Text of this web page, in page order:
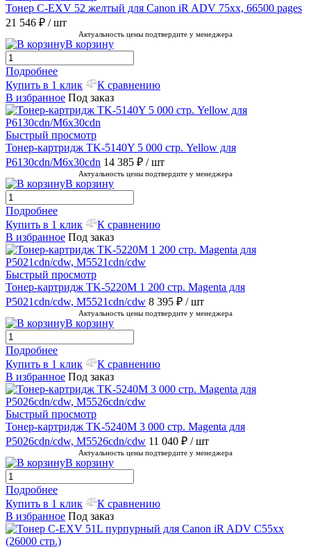
Тонер C-EXV 52 желтый для Canon iR ADV 75хх, 66500 pages
21 546 ₽ / шт
Актуальность цены подтвердите у менеджера
В корзину
Подробнее
Купить в 1 клик
К сравнению
В избранное Под заказ
Быстрый просмотр
Тонер-картридж TK-5140Y 5 000 стр. Yellow для
P6130cdn/M6x30cdn 14 385 ₽ / шт
Актуальность цены подтвердите у менеджера
В корзину
Подробнее
Купить в 1 клик
К сравнению
В избранное Под заказ
Быстрый просмотр
Тонер-картридж TK-5220M 1 200 стр. Magenta для
P5021cdn/cdw, M5521cdn/cdw 8 395 ₽ / шт
Актуальность цены подтвердите у менеджера
В корзину
Подробнее
Купить в 1 клик
К сравнению
В избранное Под заказ
Быстрый просмотр
Тонер-картридж TK-5240M 3 000 стр. Magenta для
P5026cdn/cdw, M5526cdn/cdw 11 040 ₽ / шт
Актуальность цены подтвердите у менеджера
В корзину
Подробнее
Купить в 1 клик
К сравнению
В избранное Под заказ